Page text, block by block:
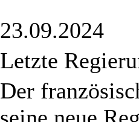
23.09.2024
Letzte
Der